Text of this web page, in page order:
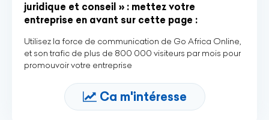
juridique et conseil » : mettez votre
entreprise en avant sur cette page :
Utilisez la force de communication de Go Africa Online,
et son trafic de plus de 800 000 visiteurs par mois pour
promouvoir votre entreprise
Ca m'intéresse